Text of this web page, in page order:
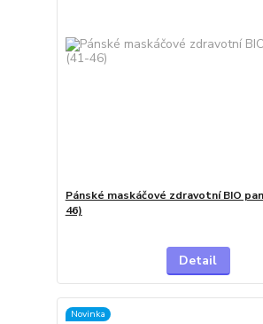
Pánské maskáčové zdravotní BIO
46)
Detail
Novinka